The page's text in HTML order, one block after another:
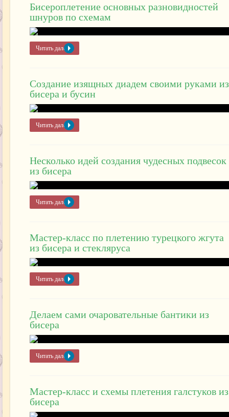
Бисероплетение основных разновидностей
шнуров по схемам
Читать далее »
Создание изящных диадем своими руками из
бисера и бусин
Читать далее »
Несколько идей создания чудесных подвесок
из бисера
Читать далее »
Мастер-класс по плетению турецкого жгута
из бисера и стекляруса
Читать далее »
Делаем сами очаровательные бантики из
бисера
Читать далее »
Мастер-класс и схемы плетения галстуков из
бисера